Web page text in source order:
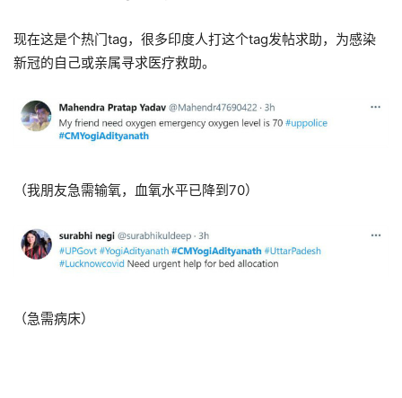
现在这是个热门tag，很多印度人打这个tag发帖求助，为感染
新冠的自己或亲属寻求医疗救助。
（我朋友急需输氧，血氧水平已降到70）
（急需病床）